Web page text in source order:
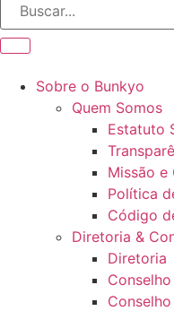
Sobre o Bunkyo
Quem Somos
Estatuto
Missão e
Política
Código
Diretoria &
Diretoria